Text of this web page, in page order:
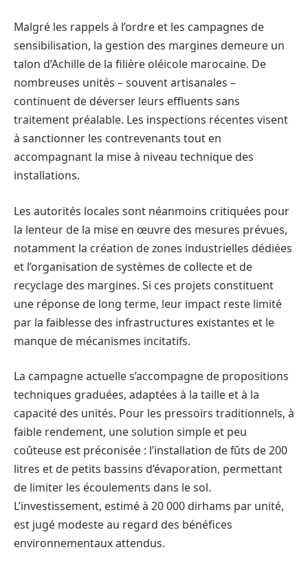
Malgré les rappels à l’ordre et les campagnes de
sensibilisation, la gestion des margines demeure un
talon d’Achille de la filière oléicole marocaine. De
nombreuses unités – souvent artisanales –
continuent de déverser leurs effluents sans
traitement préalable. Les inspections récentes visent
à sanctionner les contrevenants tout en
accompagnant la mise à niveau technique des
installations.
Les autorités locales sont néanmoins critiquées pour
la lenteur de la mise en œuvre des mesures prévues,
notamment la création de zones industrielles dédiées
et l’organisation de systèmes de collecte et de
recyclage des margines. Si ces projets constituent
une réponse de long terme, leur impact reste limité
par la faiblesse des infrastructures existantes et le
manque de mécanismes incitatifs.
La campagne actuelle s’accompagne de propositions
techniques graduées, adaptées à la taille et à la
capacité des unités. Pour les pressoirs traditionnels, à
faible rendement, une solution simple et peu
coûteuse est préconisée : l’installation de fûts de 200
litres et de petits bassins d’évaporation, permettant
de limiter les écoulements dans le sol.
L’investissement, estimé à 20 000 dirhams par unité,
est jugé modeste au regard des bénéfices
environnementaux attendus.